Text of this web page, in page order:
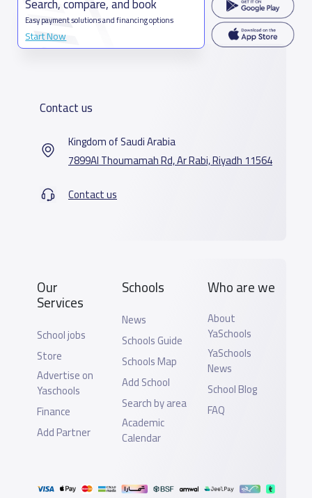
Easy payment solutions and financing options
Start Now
Contact us
Kingdom of Saudi Arabia
7899Al Thoumamah Rd, Ar Rabi, Riyadh 11564
Contact us
Our
Services
School jobs
Store
Advertise on
Yaschools
Finance
Add Partner
Schools
News
Schools Guide
Schools Map
Add School
Search by area
Academic
Calendar
Who are we
About
YaSchools
YaSchools
News
School Blog
FAQ